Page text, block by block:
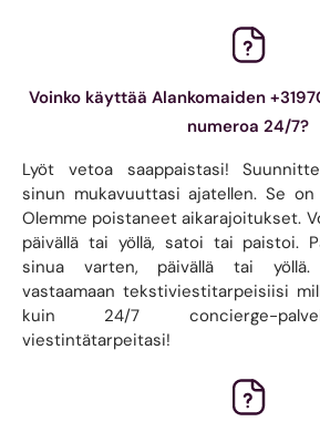
Voinko käyttää Alankomaiden
numeroa 24/7?
Lyöt vetoa saappaistasi!
sinun mukavuuttasi ajatellen. Se
Olemme poistaneet aikarajoitukset.
päivällä tai yöllä, satoi tai paistoi.
sinua varten, päivällä tai yöllä.
vastaamaan tekstiviestitarpeisiisi
kuin 24/7 concierge-
viestintätarpeitasi!